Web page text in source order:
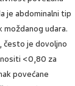
je abdominalni tip
moždanog udara.
često je dovoljno
<0,80 za
povećane